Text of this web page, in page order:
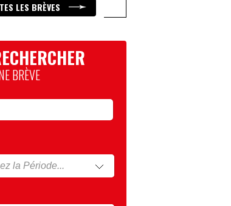
LES BRÈVES
BRÈVE